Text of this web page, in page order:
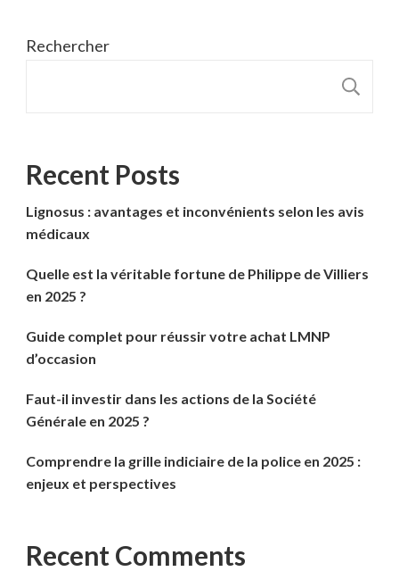
Rechercher
Recent Posts
Lignosus : avantages et inconvénients selon les avis
médicaux
Quelle est la véritable fortune de Philippe de Villiers
en 2025 ?
Guide complet pour réussir votre achat LMNP
d’occasion
Faut-il investir dans les actions de la Société
Générale en 2025 ?
Comprendre la grille indiciaire de la police en 2025 :
enjeux et perspectives
Recent Comments